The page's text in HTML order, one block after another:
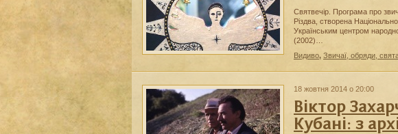
Святвечір. Програма про
Різдва, створена
Українським центром
(2002)…
Видиво, Звичаї, обряди,
18 жовтня 2014 о 20:00
Віктор
Кубані: з